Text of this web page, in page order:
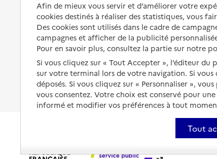
Organiser à l'avance sa propre
protection
Les mesures de protection
Les obligations de la famille
À qui s’adresser ?
Les politiques du grand âge
Vivre à domicile avec une
maladie ou un handicap
Être hospitalisé
Fin de vie à domicile
Afin de mieux vous servir et d’améliorer votre
cookies destinés à réaliser des statistiques, vous
Des cookies sont utilisés dans le cadre de
campagnes et afficher de la publicité
Pour en savoir plus, consultez la partie sur notre
Si vous cliquez sur « Tout Accepter », l’éditeur du
sur votre terminal lors de votre navigation. Si vous
déposés. Si vous cliquez sur « Personnaliser »,
vous consentez. Votre choix est conservé pour
informé et modifier vos préférences à tout
Tout